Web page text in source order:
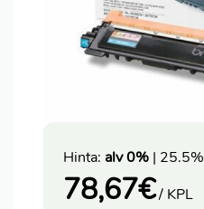
Hinta: alv 0% | 25.5%
78,67€/ KPL